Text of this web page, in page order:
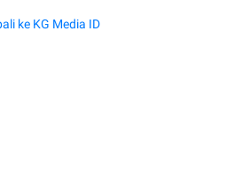
ke KG Media ID